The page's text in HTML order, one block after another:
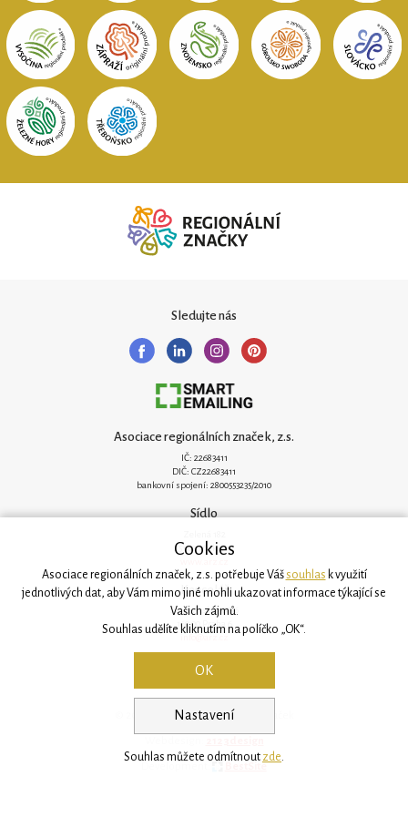
Sledujte nás
Asociace regionálních značek, z.s.
IČ: 22683411
DIČ: CZ22683411
bankovní spojení: 2800553235/2010
Sídlo
251 62 Mukařov
Kancelář
Svatovítská 906/6
160 00 Praha 6
© 2026, Asociace regionálních značek
BestSite
Cookies
Asociace regionálních značek, z.s. potřebuje Vášsouhlas k využití
jednotlivých dat, aby Vám mimo jiné mohli ukazovat informace týkající se
Vašich zájmů.
Souhlas udělíte kliknutím na políčko „OK“.
Nastavení
OK
Souhlas můžete odmítnout zde.